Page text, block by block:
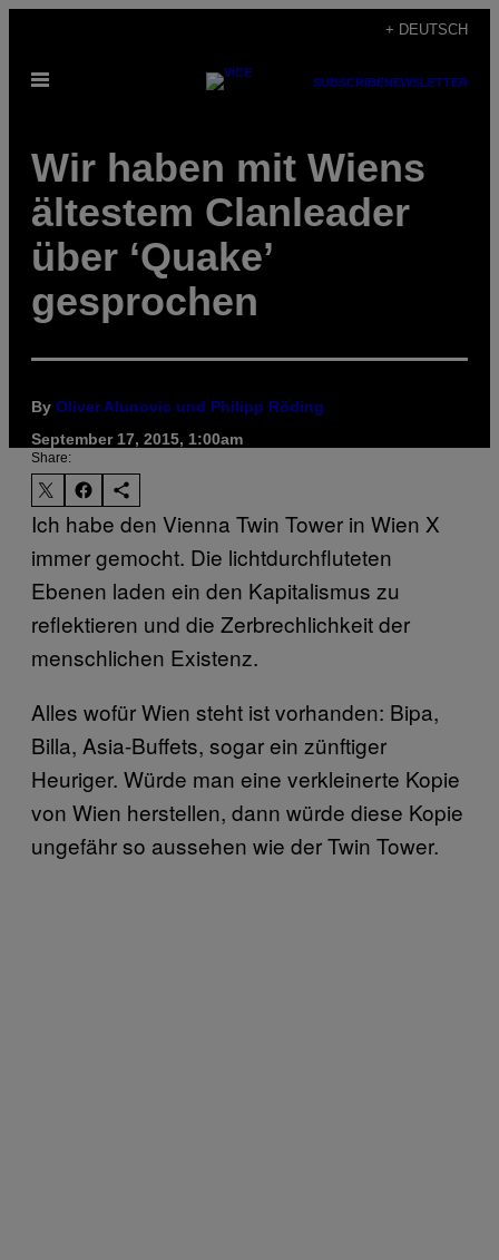
content
+ DEUTSCH
Open
SUBSCRIBENEWSLETTER
Wir haben mit Wiens
ältestem Clanleader
über ‘Quake’
gesprochen
By Oliver Alunovic und Philipp Röding
September 17, 2015, 1:00am
Share:
Ich habe den Vienna Twin Tower in Wien X
immer gemocht. Die lichtdurchfluteten
Ebenen laden ein den Kapitalismus zu
reflektieren und die Zerbrechlichkeit der
menschlichen Existenz.
Alles wofür Wien steht ist vorhanden: Bipa,
Billa, Asia-Buffets, sogar ein zünftiger
Heuriger. Würde man eine verkleinerte Kopie
von Wien herstellen, dann würde diese Kopie
ungefähr so aussehen wie der Twin Tower.